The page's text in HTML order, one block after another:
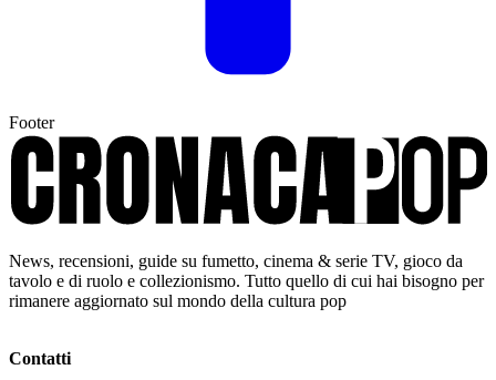
Footer
News, recensioni, guide su fumetto, cinema & serie TV, gioco da
tavolo e di ruolo e collezionismo. Tutto quello di cui hai bisogno per
rimanere aggiornato sul mondo della cultura pop
Contatti